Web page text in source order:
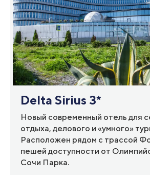
Delta Sirius 3*
Новый современный отель для
отдыха, делового и «умного»
Расположен рядом с трассой
пешей доступности от
Сочи Парка.